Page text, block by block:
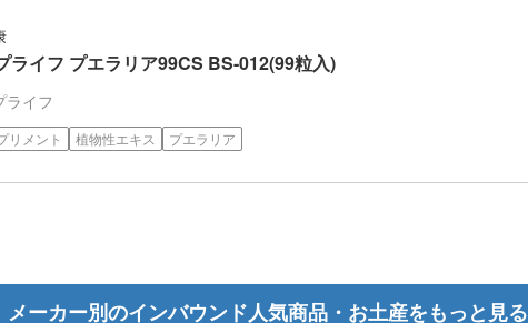
ライフ プエラリア99CS BS-012(99粒入)
ライフ
リメント 植物性エキス プエラリア
メーカー別のインバウンド人気商品・お土産をもっと見る